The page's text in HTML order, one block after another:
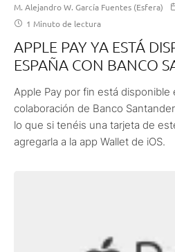
M. Alejandro W. García Fuentes (Esfera)
1 Minuto de lectura
APPLE PAY YA ESTÁ
ESPAÑA CON BANCO
Apple Pay por fin está disponible
colaboración de Banco
lo que si tenéis una tarjeta de
agregarla a la app Wallet de iOS.